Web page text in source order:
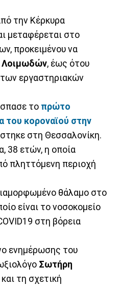
την Κέρκυρα
μεταφέρεται στο
προκειμένου να
Λοιμωδών, έως ότου
εργαστηριακών
το πρώτο
του κοροναϊού στην
στη Θεσσαλονίκη.
38 ετών, η οποία
πληττόμενη περιοχή
θάλαμο στο
είναι το νοσοκομείο
στη βόρεια
ενημέρωσης του
Σωτήρη
τη σχετική